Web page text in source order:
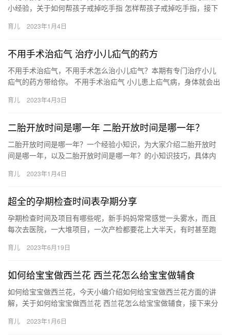
小经验，关于如何帮孩子戒掉吃手指 怎样帮孩子戒掉吃手指，接下
如…
育儿 2023年1月4日
不用手术治疝气 治疗小儿疝气的药方
不用手术治疝气，不用手术怎么治小儿疝气？本期有专门治疗小儿
疝气的药方带给你。 不用手术治疝气 小儿患上疝气病，身体就会出
儿…
育儿 2023年4月3日
二胎开放时间是哪一年 二胎开放时间是哪一年？
二胎开放时间是哪一年？一个经验小知识，为大家介绍二胎开放时
间是哪一年，以及二胎开放时间是哪一年？的小知识技巧，具体内
育儿 2023年1月4日
超全的孕期检查时间表孕期分享
孕期检查时间及项目有哪些呢，新手妈妈常常感觉一头雾水，而且
每次去医院，一大堆项目，一次产检都要花上大半天，有时甚至跑
呢，…
育儿 2023年6月19日
如何给宝宝做西兰花 西兰花怎么给宝宝做辅食
如何给宝宝做西兰花，今天小编介绍如何给宝宝做西兰花方面的讲
解，关于如何给宝宝做西兰花 西兰花怎么给宝宝做辅食，接下来分
育儿 2023年1月6日